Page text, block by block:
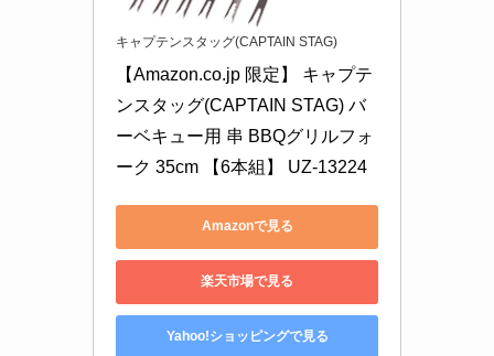
キャプテンスタッグ(CAPTAIN STAG)
【Amazon.co.jp 限定】 キャプテ
ンスタッグ(CAPTAIN STAG) バ
ーベキュー用 串 BBQグリルフォ
ーク 35cm 【6本組】 UZ-13224
Amazonで見る
楽天市場で見る
Yahoo!ショッピングで見る